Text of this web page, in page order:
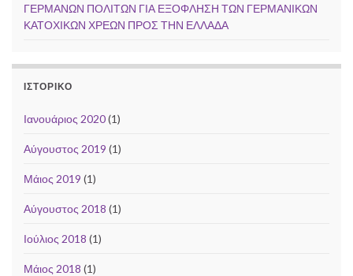
ΓΕΡΜΑΝΩΝ ΠΟΛΙΤΩΝ ΓΙΑ ΕΞΟΦΛΗΣΗ ΤΩΝ ΓΕΡΜΑΝΙΚΩΝ
ΚΑΤΟΧΙΚΩΝ ΧΡΕΩΝ ΠΡΟΣ ΤΗΝ ΕΛΛΑΔΑ
ΙΣΤΟΡΙΚΌ
Ιανουάριος 2020(1)
Αύγουστος 2019 (1)
Μάιος 2019 (1)
Αύγουστος 2018 (1)
Ιούλιος 2018 (1)
Μάιος 2018 (1)